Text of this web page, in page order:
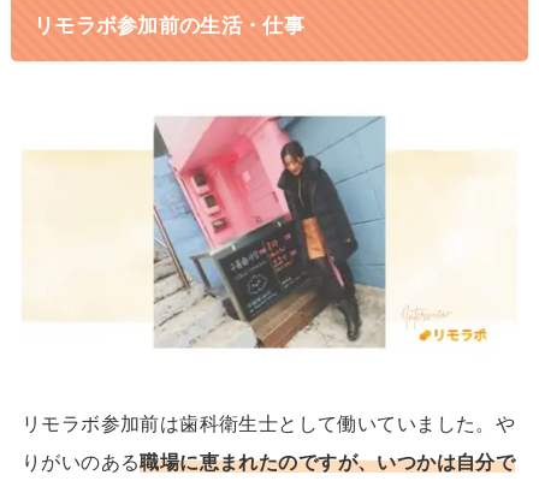
リモラボ参加前の生活・仕事
リモラボ参加前は歯科衛生士として働いていました。や
りがいのある職場に恵まれたのですが、いつかは自分で